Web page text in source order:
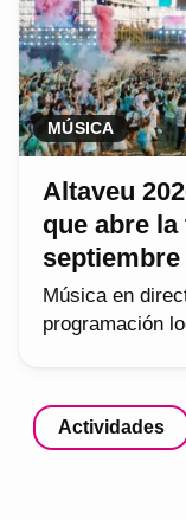
MÚSICA
Altaveu
que abre
septiembre
Música en
programación
Actividades